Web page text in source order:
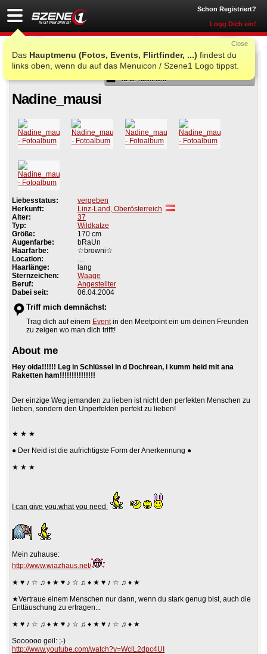
Schon Registriert?
Logg Dich ein!
Das Hauptmenu (Fotos, Events, Flirtfinder, ...) findest du
links oben, wenn du auf das Menuicon / Szene1 Logo tippst.
Close
Als Freund
Neue Nachricht
Nadine_mausi
Liebesstatus:
vergeben
Herkunft:
Linz-Land, Oberösterreich
Alter:
37
Typ:
Wildkatze
Größe:
170 cm
Augenfarbe:
bRaUn
Haarfarbe:
☆browni☆
Location:
Haarlänge:
lang
Sternzeichen:
Waage
Beruf:
Angestellter
Dabei seit:
06.04.2004
Triff mich demnächst:
Trag dich auf einem Eventin den Meetpoint ein um deinen Freunden
zu zeigen wo man dich trifft!
About me
Hey oida!!!!!! Leg in Schlüssel in d Dochrean, i kumm heid mit ana
Raketten ham!!!!!!!!!!!!!!!
Der einzige Weg jemanden zu lieben ist nicht den perfekten Menschen zu
lieben, sondern den Unperfekten perfekt zu lieben!
★ ★ ★
● Der Neid ist die aufrichtigste Form der Anerkennung ●
★ ★ ★
I can give you,what you need
Mein zuhause:
http://www.wiazhaus.net/
★ ♥ ♪ ☆ ♫ ♦ ★ ♥ ♪ ☆ ♫ ♦ ★ ♥ ♪ ☆ ♫ ♦ ★
★Vertraue einem Menschen nur dann, wenn du stark genug bist, auch die
Enttäuschung zu ertragen...
★ ♥ ♪ ☆ ♫ ♦ ★ ♥ ♪ ☆ ♫ ♦ ★ ♥ ♪ ☆ ♫ ♦ ★
Soooooo geil: ;-)
http://www.youtube.com/watch?v=WclL2dpc4UI